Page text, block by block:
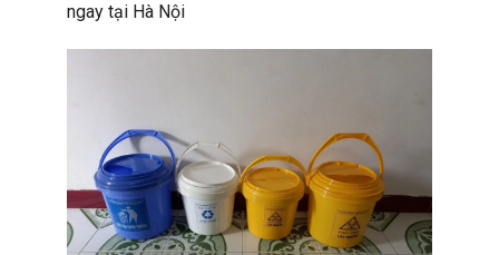
ngay tại Hà Nội